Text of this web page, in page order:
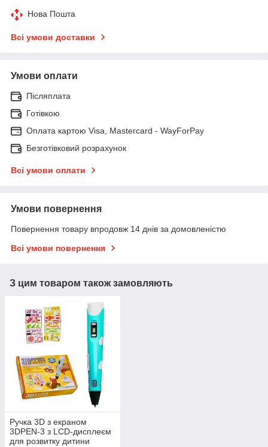
Нова Пошта
Всі умови доставки
Умови оплати
Післяплата
Готівкою
Оплата картою Visa, Mastercard - WayForPay
Безготівковий розрахунок
Всі умови оплати
Умови повернення
Повернення товару впродовж 14 днів за домовленістю
Всі умови повернення
З цим товаром також замовляють
Ручка 3D з екраном
3DPEN-3 з LCD-дисплеєм
для розвитку дитини